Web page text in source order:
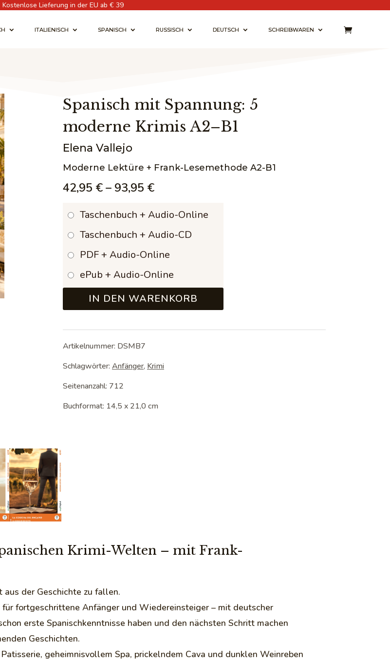
Kostenlose Lieferung in der EU ab € 39
ITALIENISCH SPANISCH RUSSISCH DEUTSCH SCHREIBWAREN
Spanisch mit Spannung: 5
moderne Krimis A2–B1
Elena Vallejo
Moderne Lektüre + Frank-Lesemethode A2-B1
42,95 €– 93,95 €Preisspanne:
42,95 €
bis
93,95 €
Taschenbuch + Audio-Online
Taschenbuch + Audio-CD
PDF + Audio-Online
ePub + Audio-Online
IN DEN WARENKORB
Artikelnummer: DSMB7
Schlagwörter: Anfänger, Krimi
Seitenanzahl: 712
Buchformat: 14,5 x 21,0 cm
Krimi-Welten – mit Frank-
aus der Geschichte zu fallen.
fortgeschrittene Anfänger und Wiedereinsteiger – mit deutscher
erste Spanischkenntnisse haben und den nächsten Schritt machen
Geschichten.
geheimnisvollem Spa, prickelndem Cava und dunklen Weinreben